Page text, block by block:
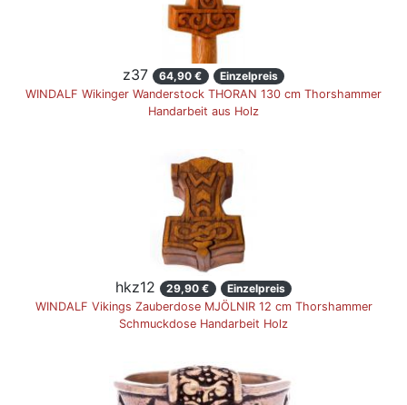
z37 64,90 €
Einzelpreis
WINDALF Wikinger Wanderstock THORAN 130 cm Thorshammer
Handarbeit aus Holz
hkz12 29,90 €
Einzelpreis
WINDALF Vikings Zauberdose MJÖLNIR 12 cm Thorshammer
Schmuckdose Handarbeit Holz